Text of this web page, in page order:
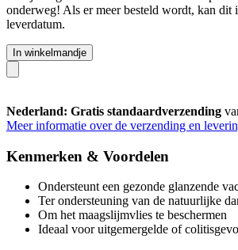
onderweg! Als er meer besteld wordt, kan dit
leverdatum.
In winkelmandje
Nederland: Gratis standaardverzending
Meer informatie over de verzending en
Kenmerken & Voordelen
Ondersteunt een gezonde glanzende
Ter ondersteuning van de natuurlijke
Om het maagslijmvlies te beschermen
Ideaal voor uitgemergelde of